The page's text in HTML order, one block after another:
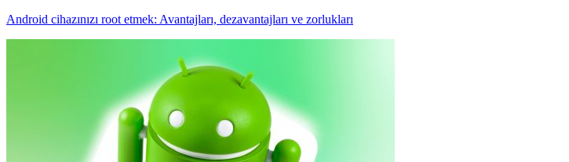
Android cihazınızı root etmek: Avantajları, dezavantajları ve zorlukları